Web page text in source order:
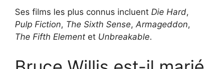
Ses films les plus connus incluent Die Hard,
Pulp Fiction, The Sixth Sense,Armageddon,
The Fifth Element et Unbreakable.